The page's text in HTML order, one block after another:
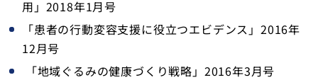
用」2018年1月号
「患者の行動変容支援に役立つエビデンス」2016年
12月号
「地域ぐるみの健康づくり戦略」2016年3月号